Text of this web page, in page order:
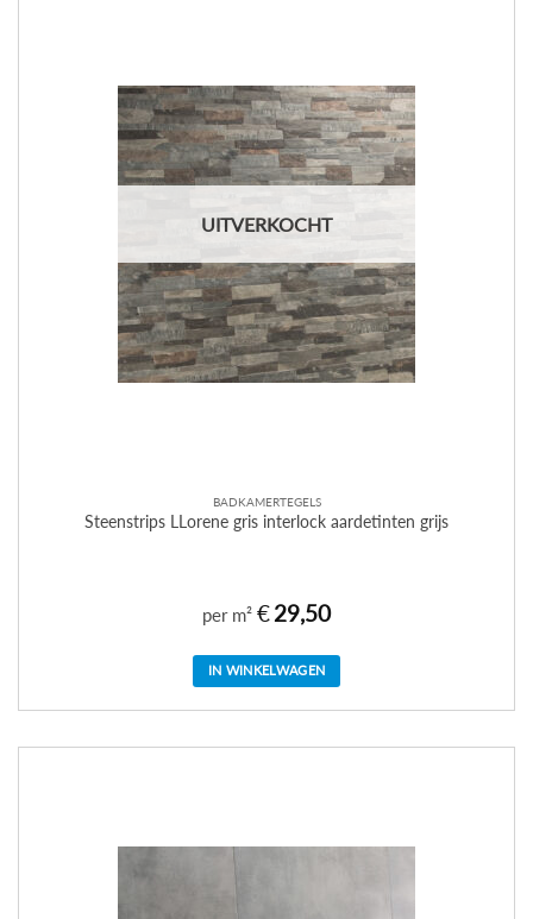
UITVERKOCHT
BADKAMERTEGELS
Steenstrips LLorene gris interlock aardetinten grijs
per m² €29,50
IN WINKELWAGEN